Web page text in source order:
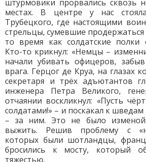
штурмовики прорвались сквозь
местах. В центре у нас
Трубецкого, где настоящими
стрельцы, сумевшие
то время как солдатские полки
Кто-то крикнул: «Немцы –
начали убивать офицеров,
врага. Герцог де Круа, на глазах
секретаря и трёх адъютантов
инженера Петра Великого,
отчаянии воскликнул: «Пусть
солдатами!» – и поскакал к шведам
– за ним. Это не было
выжить. Решив проблему с
которых были шотландцы,
бросились к мосту, который
тяжестью.